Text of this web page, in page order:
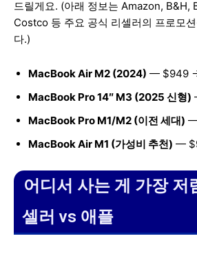
드릴게요. (아래 정보는 Amazon, B&H,
Costco 등 주요 공식 리셀러의 프로모
다.)
MacBook Air M2 (2024) — $949
MacBook Pro 14″ M3 (2025 신형)
MacBook Pro M1/M2 (이전 세대) —
MacBook Air M1 (가성비 추천) —
어디서 사는 게 가장 저
셀러 vs 애플